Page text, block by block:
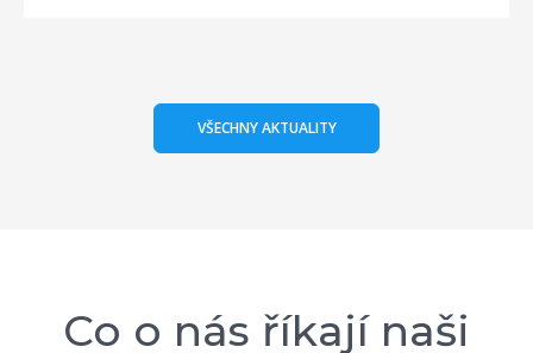
VŠECHNY AKTUALITY
Co o nás říkají naši